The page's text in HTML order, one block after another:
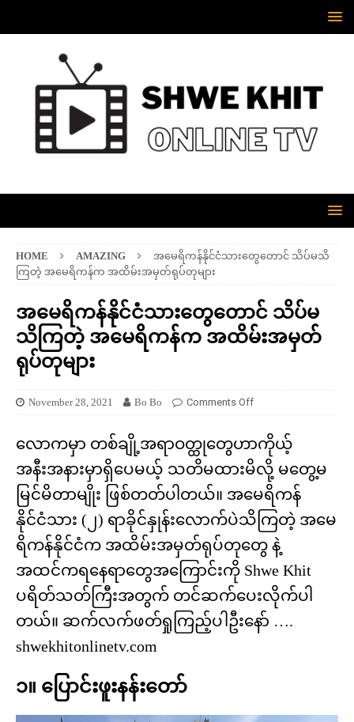
HOME AMAZING
အမေရိကန်နိုင်ငံသားတွေတောင် သိပ်မသိ
ကြတဲ့ အမေရိကန်က အထိမ်းအမှတ်ရုပ်တုများ
အမေရိကန်နိုင်ငံသားတွေတောင် သိပ်မ
သိကြတဲ့ အမေရိကန်က အထိမ်းအမှတ်
ရုပ်တုများ
November 28, 2021 Bo Bo Comments Off
လောကမှာ တစ်ချို့အရာဝတ္ထုတွေဟာကိုယ့်
အနီးအနားမှာရှိပေမယ့် သတိမထားမိလို့ မတွေ့မ
မြင်မိတာမျိုး ဖြစ်တတ်ပါတယ်။ အမေရိကန်
နိုင်ငံသား (၂) ရာခိုင်နှုန်းလောက်ပဲသိကြတဲ့ အမေ
ရိကန်နိုင်ငံက အထိမ်းအမှတ်ရုပ်တုတွေ နဲ့
အထင်ကရနေရာတွေအကြောင်းကို Shwe Khit
ပရိတ်သတ်ကြီးအတွက် တင်ဆက်ပေးလိုက်ပါ
တယ်။ ဆက်လက်ဖတ်ရှုကြည့်ပါဦးနော် ….
shwekhitonlinetv.com
၁။ ပြောင်းဖူးနန်းတော်